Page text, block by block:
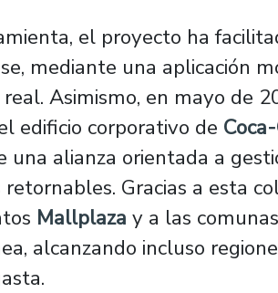
el proyecto ha
mediante una aplicación
Asimismo, en mayo de
edificio corporativo de
una alianza orientada a
Gracias a esta
Mallplaza y a las
alcanzando incluso